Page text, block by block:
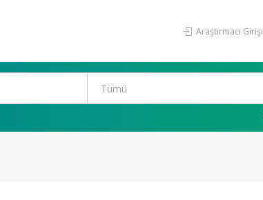
Araştırmacı Girişi